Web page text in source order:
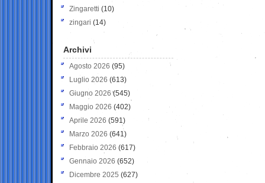
Zingaretti (10)
zingari (14)
Archivi
Agosto 2026 (95)
Luglio 2026 (613)
Giugno 2026 (545)
Maggio 2026 (402)
Aprile 2026 (591)
Marzo 2026 (641)
Febbraio 2026 (617)
Gennaio 2026 (652)
Dicembre 2025 (627)